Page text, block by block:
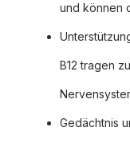
und können
B12 tragen
Gedächtnis